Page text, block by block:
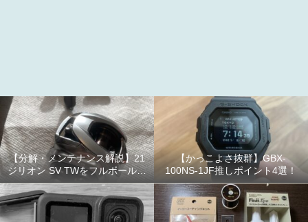
【分解・メンテナンス解説】21
ジリオン SV TWをフルボールベ
アリング化！
【かっこよさ抜群】GBX-
100NS-1JF推しポイント4選！